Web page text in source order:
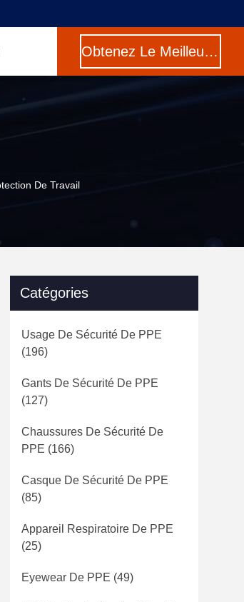
Obtenez Le Meilleur Prix
De Travail
Catégories
Usage De Sécurité De PPE
(196)
Gants De Sécurité De PPE
(127)
Chaussures De Sécurité De
PPE (166)
Casque De Sécurité De PPE
(85)
Appareil Respiratoire De PPE
(25)
Eyewear De PPE (49)